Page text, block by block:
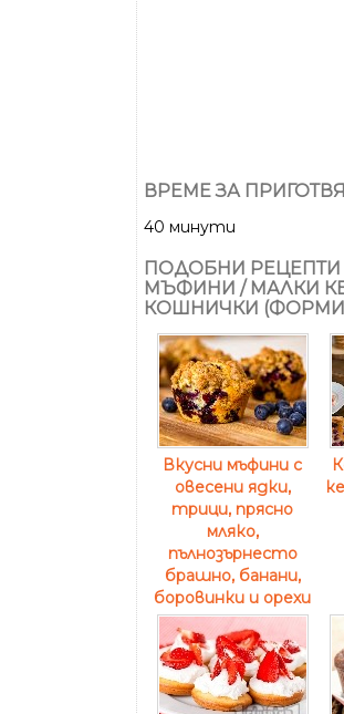
ВРЕМЕ ЗА
40 минути
ПОДОБНИ
МЪФИНИ / МАЛКИ
КОШНИЧКИ
Вкусни мъфини с
овесени ядки,
трици, прясно
мляко,
пълнозърнесто
брашно, банани,
боровинки и орехи